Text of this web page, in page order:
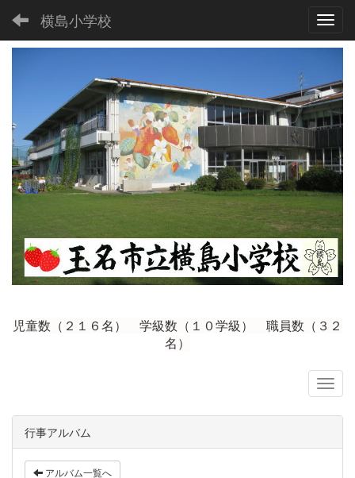
横島小学校
児童数（２１６名） 学級数（１０学級） 職員数（３２
名）
行事アルバム
アルバム一覧へ